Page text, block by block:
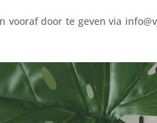
door te geven via